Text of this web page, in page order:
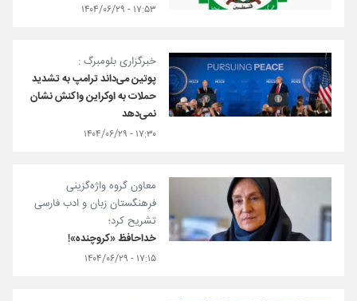
۱۷:۵۳ - ۱۴۰۴/۰۶/۲۹
خبرگزاری بلومبرگ :
پوتین می‌داند ترامپ به تشدید
حملات به اوکراین واکنش نشان
نمی‌دهد
۱۷:۳۰ - ۱۴۰۴/۰۶/۲۹
معاون گروه واژه‌گزینی
فرهنگستان زبان و ادب فارسی
تشریح کرد؛
خداحافظ «کروچنده»!
۱۷:۱۵ - ۱۴۰۴/۰۶/۲۹